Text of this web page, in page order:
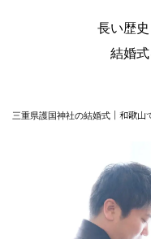
長い歴
結婚
三重県護国神社の結婚式 ｜和歌